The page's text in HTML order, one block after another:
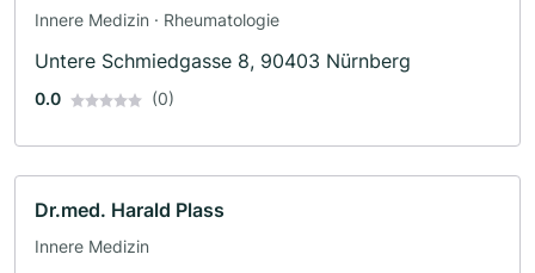
Innere Medizin · Rheumatologie
Untere Schmiedgasse 8, 90403 Nürnberg
0.0 (0)
Dr.med. Harald Plass
Innere Medizin